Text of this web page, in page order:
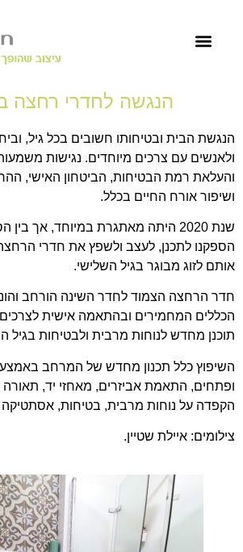
הנגשה לחדרי רחצה
הנגשת הבית ובטיחותו חשובים בכל גיל,
ולאנשים עם צרכים מיוחדים. נגישות
והעלאת רמת הבטיחות, הביטחון האישי,
ושיפור אורח החיים בכלל.
שנת 2020 היתה מאתגרת במיוחד, אך
הספקנו לתכנן, לעצב ולשפץ את חדרי הרחצה
אותם לזוג מבוגר בגיל השלישי.
חדר הרחצה הצמוד לחדר השינה הורחב
הכללים המחמירים ובהתאמה אישית
תוכנן מחדש לנוחות מרבית ולבטיחות בגיל
השיפוץ כלל תכנון מחדש של המרחב
ופתחים, התאמת אביזרים, מאחזי יד, תאורה
הקפדה על נוחות מרבית, בטיחות, אסתטיקה
צילומים: איילת שטיין.